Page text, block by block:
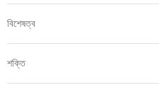
বিশেষত্ব
শক্তি